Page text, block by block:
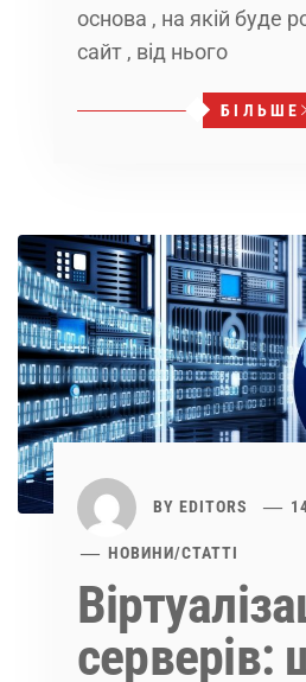
основа , на якій буде
сайт , від нього
БІЛЬШЕ
BY EDITORS
НОВИНИ/СТАТТІ
серверів: